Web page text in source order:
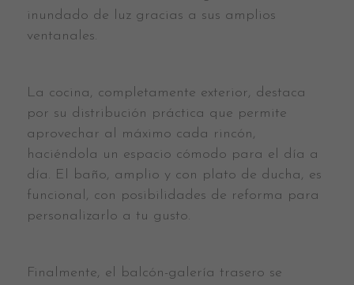
inundado de luz gracias a sus amplios
ventanales.
La cocina, completamente exterior, destaca
por su distribución práctica que permite
aprovechar al máximo cada rincón,
haciéndola un espacio cómodo para el día a
día. El baño, amplio y con plato de ducha, es
funcional, con posibilidades de reforma para
personalizarlo a tu gusto.
Finalmente, el balcón-galería trasero se